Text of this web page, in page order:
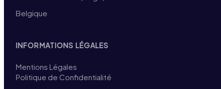
Belgique
INFORMATIONS LÉGALES
Mentions Légales
Politique de Confidentialité